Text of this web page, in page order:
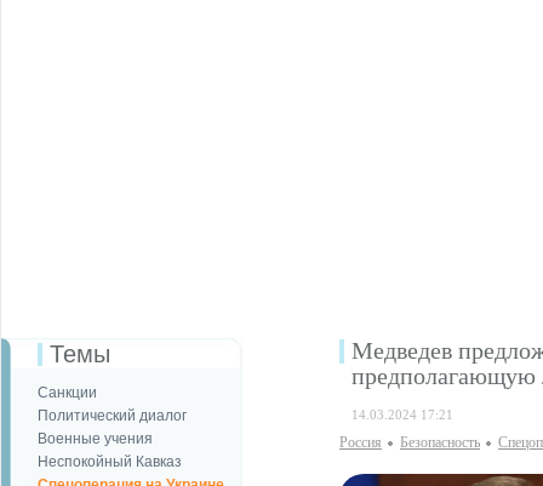
Темы
Санкции
Политический диалог
Военные учения
Неспокойный Кавказ
Медведев
14.03.2024 17:21
Россия Безопаcность